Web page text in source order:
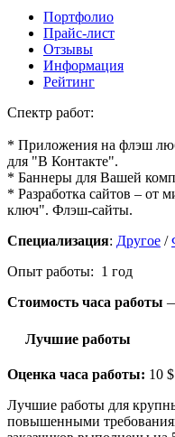
Портфолио
Прайс-лист
Отзывы
Информация
Рейтинг
Спектр работ:
* Приложения на флэш
для "В Контакте".
* Баннеры для Вашей
* Разработка сайтов – от
ключ". Флэш-сайты.
Специализация: Другое /
Опыт работы: 1 год
Стоимость часа работы
Лучшие работы
Оценка часа работы: 10 $
Лучшие работы для
повышенными